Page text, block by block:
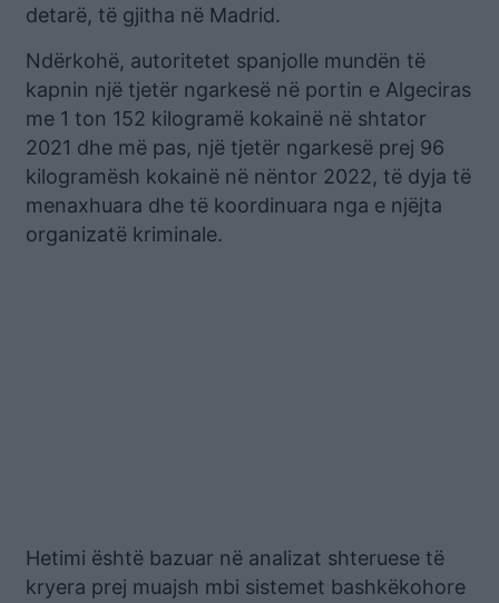
detarë, të gjitha në Madrid.
Ndërkohë, autoritetet spanjolle mundën të
kapnin një tjetër ngarkesë në portin e Algeciras
me 1 ton 152 kilogramë kokainë në shtator
2021 dhe më pas, një tjetër ngarkesë prej 96
kilogramësh kokainë në nëntor 2022, të dyja të
menaxhuara dhe të koordinuara nga e njëjta
organizatë kriminale.
Hetimi është bazuar në analizat shteruese të
kryera prej muajsh mbi sistemet bashkëkohore